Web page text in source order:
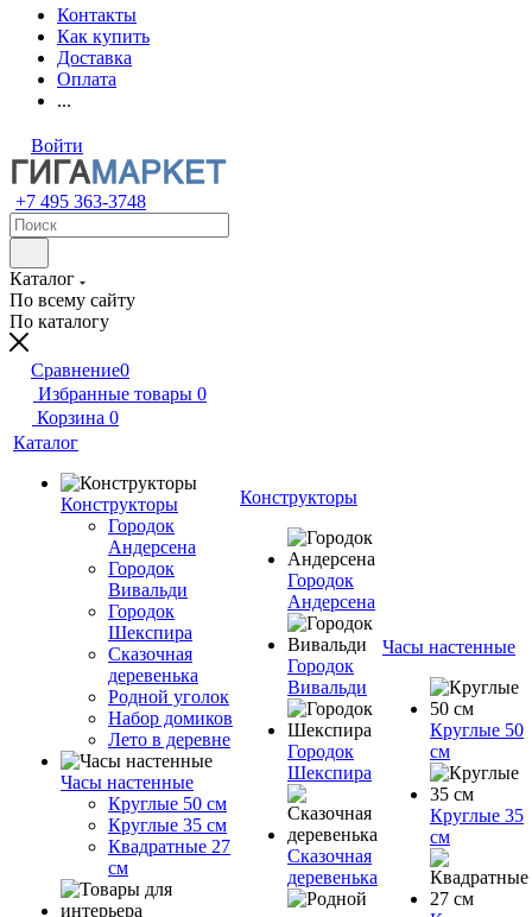
Контакты
Как купить
Доставка
Оплата
...
Войти
+7 495 363-3748
Каталог
По всему сайту
По каталогу
Сравнение0
Избранные товары 0
Корзина 0
Каталог
Конструкторы
Городок
Андерсена
Городок
Вивальди
Городок
Шекспира
Сказочная
деревенька
Родной уголок
Набор домиков
Лето в деревне
Часы настенные
Круглые 50 см
Круглые 35 см
Квадратные 27
см
Конструкторы
Городок
Андерсена
Городок
Вивальди
Городок
Шекспира
Сказочная
деревенька
Часы настенные
Круглые 50
см
Круглые 35
см